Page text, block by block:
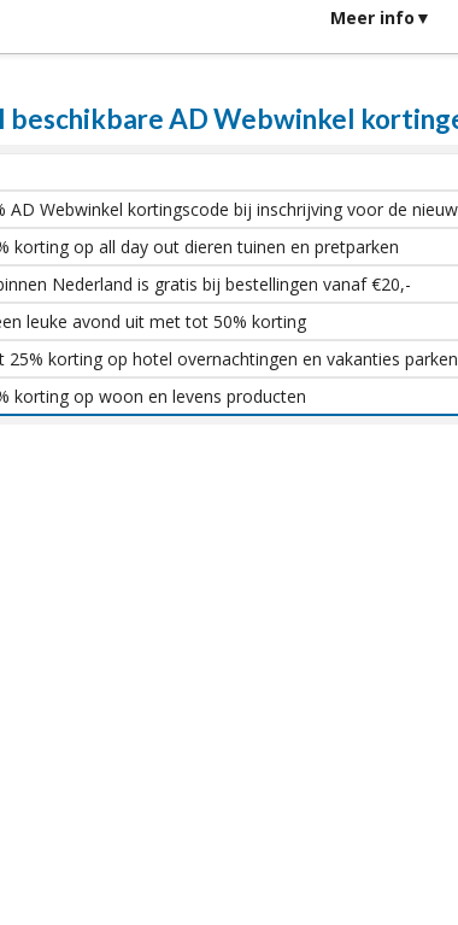
Meer info
AD Webwinkel
AD Webwinkel kortingscode bij inschrijving voor de
korting op all day out dieren tuinen en pretparken
Nederland is gratis bij bestellingen vanaf €20,-
leuke avond uit met tot 50% korting
25% korting op hotel overnachtingen en vakanties parken
korting op woon en levens producten